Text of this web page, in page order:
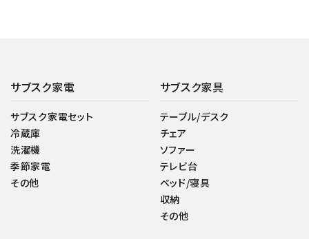
サブスク家電
サブスク家電セット
冷蔵庫
洗濯機
季節家電
その他
サブスク家具
テーブル/デスク
チェア
ソファー
テレビ台
ベッド/寝具
収納
その他